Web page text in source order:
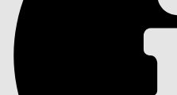
SOMMARIO